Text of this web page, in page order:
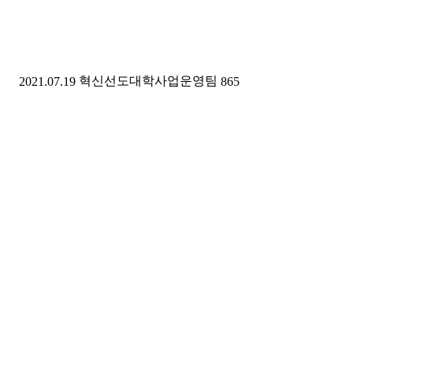
2021.07.19 혁신선도대학사업운영팀 865